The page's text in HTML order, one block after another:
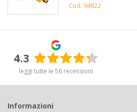
Cod. 94822
4.3
leggi tutte le 56 recensioni
Informazioni